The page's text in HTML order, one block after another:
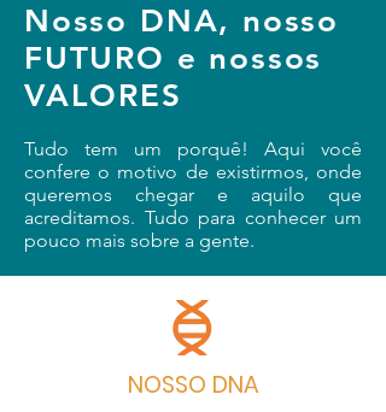
Nosso DNA, nosso
FUTURO e nossos
VALORES
Tudo tem um porquê! Aqui você
confere o motivo de existirmos, onde
queremos chegar e aquilo que
acreditamos. Tudo para conhecer um
pouco mais sobre a gente.
NOSSO DNA